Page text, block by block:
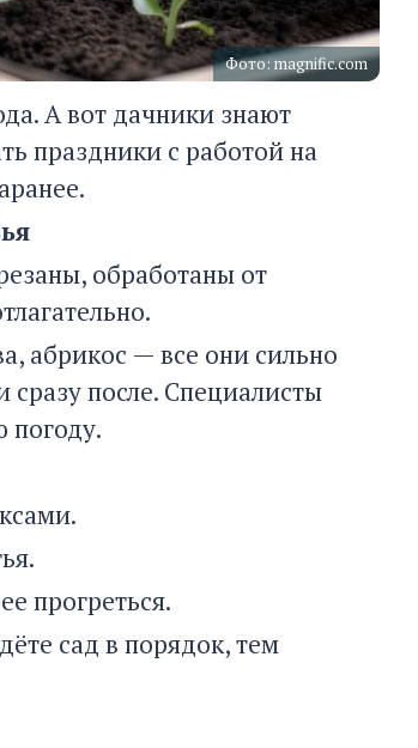
Фото: magnific.com
А вот дачники знают
праздники с работой на
обработаны от
абрикос — все они сильно
после. Специалисты
погоду.
прогреться.
сад в порядок, тем